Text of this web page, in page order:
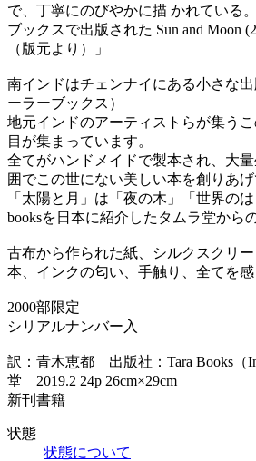
で、丁寧にのびやかに描 かれている
ブックスで出版された Sun and Moon
（版元より）」
南インドはチェンナイにある小さな出
ーラーブックス）
地元インドのアーティストらが集う
目が集まっています。
全てがハンドメイドで製本され、大
囲でこの世にない美しい本を創りあげ
「太陽と月」は「夜の木」「世界の
booksを日本に紹介したタムラ堂から
古布から作られた紙、シルクスクリ
本、インクの匂い、手触り、全てを感
2000部限定
シリアルナンバー入
訳：青木恵都 出版社：Tara Books（
堂 2019.2 24p 26cm×29cm
新刊書籍
状態
状態について